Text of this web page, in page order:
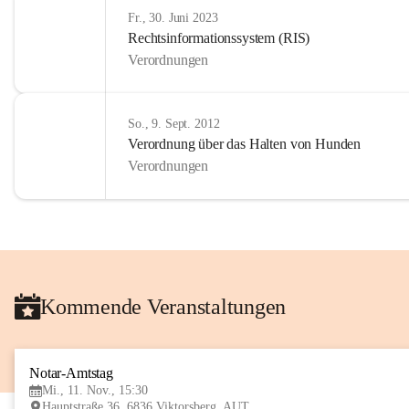
Fr., 30. Juni 2023
Rechtsinformationssystem (RIS)
Verordnungen
So., 9. Sept. 2012
Verordnung über das Halten von Hunden
Verordnungen
Kommende Veranstaltungen
Notar-Amtstag
Mi., 11. Nov., 15:30